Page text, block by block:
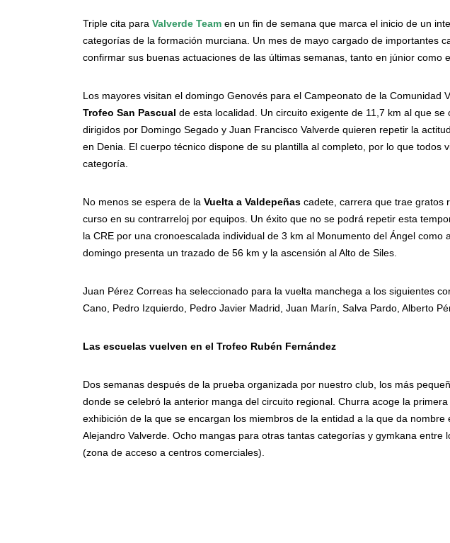
Triple cita para Valverde Team en un fin de semana que marca el inicio de un
categorías de la formación murciana. Un mes de mayo cargado de importantes
confirmar sus buenas actuaciones de las últimas semanas, tanto en júnior como
Los mayores visitan el domingo Genovés para el Campeonato de la Comunidad
Trofeo San Pascual de esta localidad. Un circuito exigente de 11,7 km al que
dirigidos por Domingo Segado y Juan Francisco Valverde quieren repetir la
en Denia. El cuerpo técnico dispone de su plantilla al completo, por lo que todos
categoría.
No menos se espera de la Vuelta a Valdepeñas cadete, carrera que trae gratos
curso en su contrarreloj por equipos. Un éxito que no se podrá repetir esta
la CRE por una cronoescalada individual de 3 km al Monumento del Ángel
domingo presenta un trazado de 56 km y la ascensión al Alto de Siles.
Juan Pérez Correas ha seleccionado para la vuelta manchega a los siguientes
Cano, Pedro Izquierdo, Pedro Javier Madrid, Juan Marín, Salva Pardo, Alberto
Las escuelas vuelven en el Trofeo Rubén Fernández
Dos semanas después de la prueba organizada por nuestro club, los más
donde se celebró la anterior manga del circuito regional. Churra acoge la
exhibición de la que se encargan los miembros de la entidad a la que da
Alejandro Valverde. Ocho mangas para otras tantas categorías y gymkana entre
(zona de acceso a centros comerciales).